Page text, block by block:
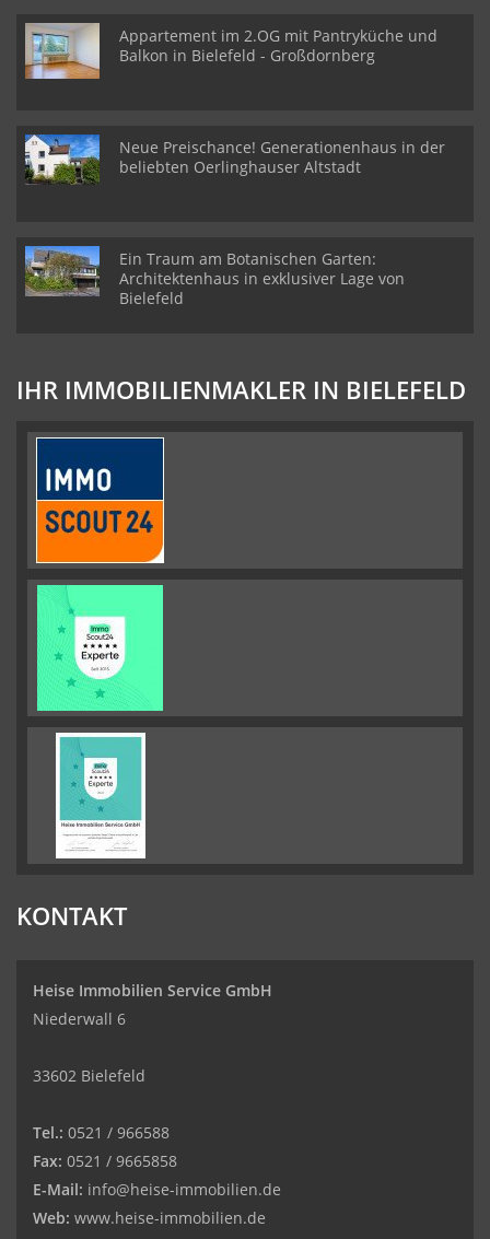
Appartement im 2.OG mit Pantryküche und
Balkon in Bielefeld - Großdornberg
Neue Preischance! Generationenhaus in der
beliebten Oerlinghauser Altstadt
Ein Traum am Botanischen Garten:
Architektenhaus in exklusiver Lage von
Bielefeld
IHR IMMOBILIENMAKLER IN BIELEFELD
KONTAKT
Heise Immobilien Service GmbH
Niederwall 6
33602 Bielefeld
Tel.: 0521 / 966588
Fax: 0521 / 9665858
E-Mail: info@heise-immobilien.de
Web: www.heise-immobilien.de